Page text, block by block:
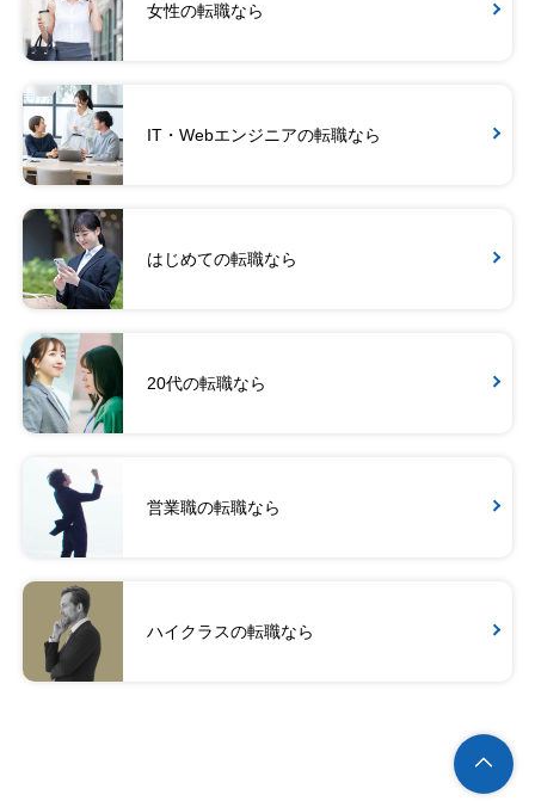
女性の転職なら
IT・Webエンジニアの転職なら
はじめての転職なら
20代の転職なら
営業職の転職なら
ハイクラスの転職なら